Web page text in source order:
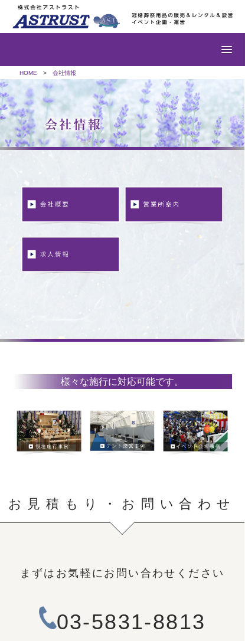
HOME 会社情報
様々な施行に対応可能です。
お見積もり・お問い合わせ
まずはお気軽にお問い合わせください
03-5831-8813